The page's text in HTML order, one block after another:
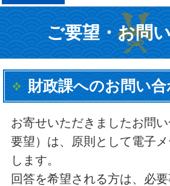
ご要望・お問
財政課へのお問い
お寄せいただきましたお問い
要望）は、原則として電子
します。
回答を希望される方は、必